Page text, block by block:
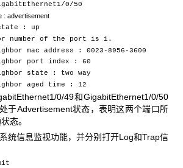
0/50
: advertisement
: up
number of the port is 1.
address : 0023-8956-3600
port index : 60
state : two way
aged time : 12
0/49和GigabitEthernet1/0/50
于Advertisement状态，表明这两个端口所
态。
统信息监视功能，并分别打开Log和Trap信